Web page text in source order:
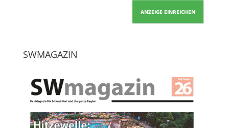
ANZEIGE EINREICHEN
SWMAGAZIN